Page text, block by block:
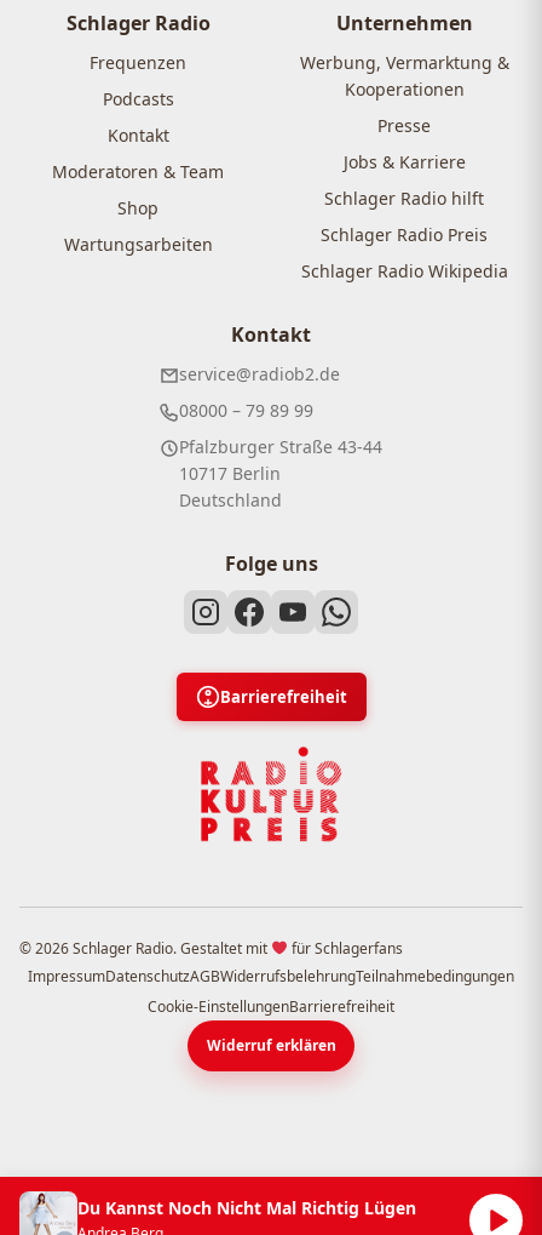
Schlager Radio
Frequenzen
Podcasts
Kontakt
Moderatoren & Team
Shop
Wartungsarbeiten
Unternehmen
Werbung, Vermarktung &
Kooperationen
Presse
Jobs & Karriere
Schlager Radio hilft
Schlager Radio Preis
Schlager Radio Wikipedia
Kontakt
service@radiob2.de
08000 – 79 89 99
Pfalzburger Straße 43-44
10717 Berlin
Deutschland
Folge uns
Barrierefreiheit
© 2026 Schlager Radio. Gestaltet mit
für Schlagerfans
ImpressumDatenschutzAGBWiderrufsbelehrungTeilnahmebedingungen
Cookie-EinstellungenBarrierefreiheit
Widerruf erklären
Du Kannst Noch Nicht Mal Richtig Lügen